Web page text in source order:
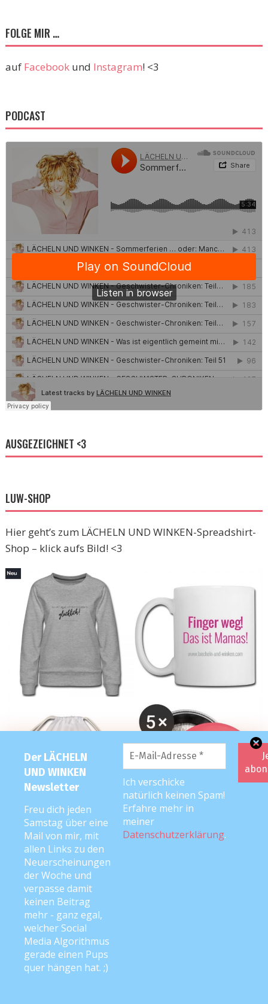
Der LÄCHELN
UND WINKEN
Newsletter
Freu dich jeden
Samstag über eine
Mail von mir, mit
allen Links zu den
Neuerscheinungen
der Woche und
verpasse damit
keinen Beitrag
mehr - ganz egal,
welcher Social
Media Algorithmus
gerade einen Pups
quer hängen hat. ;)
Ich verschicke
natürlich keinen Spam!
Erfahre mehr in
meiner
Datenschutzerklärung.
FOLGE MIR …
auf Facebookund Instagram! <3
PODCAST
AUSGEZEICHNET <3
LUW-SHOP
Hier geht’s zum LÄCHELN UND WINKEN-Spreadshirt-
Shop – klick aufs Bild! <3
DIE LUW-MUTTI: ANKE ;)